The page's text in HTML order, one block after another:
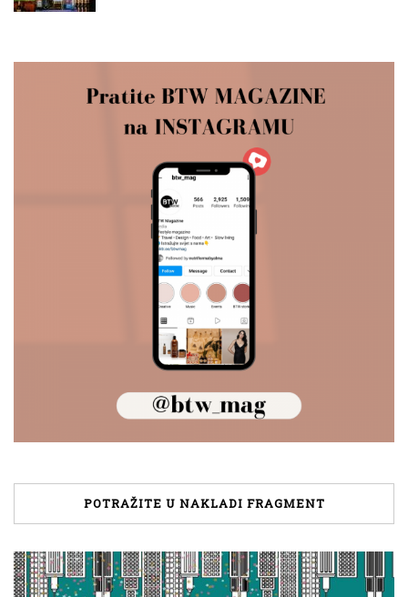
POTRAŽITE U NAKLADI FRAGMENT